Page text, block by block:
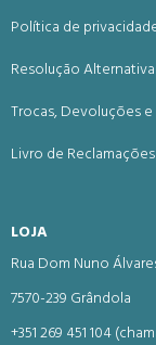
Política de
Resolução
Trocas, Devoluções
Livro de Reclamações
LOJA
Rua Dom Nuno
7570-239 Grândola
+351 269 451 104